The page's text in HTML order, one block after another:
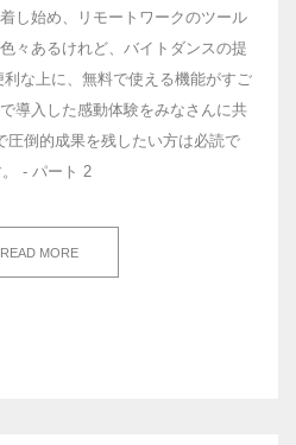
し始め、リモートワークのツール
々あるけれど、バイトダンスの提
な上に、無料で使える機能がすご
導入した感動体験をみなさんに共
圧倒的成果を残したい方は必読で
- パート 2
READ MORE